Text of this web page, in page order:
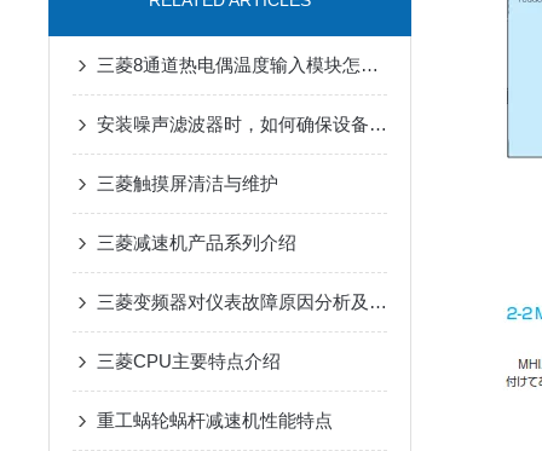
三菱8通道热电偶温度输入模块怎么安装？
安装噪声滤波器时，如何确保设备安全？
三菱触摸屏清洁与维护
三菱减速机产品系列介绍
三菱变频器对仪表故障原因分析及解决措施
三菱CPU主要特点介绍
重工蜗轮蜗杆减速机性能特点